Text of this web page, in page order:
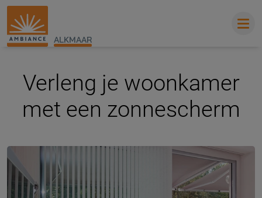
ALKMAAR
Verleng je woonkamer
met een zonnescherm